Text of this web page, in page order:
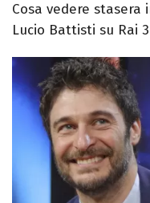
Cosa vedere stasera
Lucio Battisti su Rai